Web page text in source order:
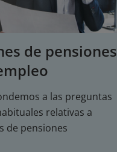
de pensiones
a las preguntas
relativas a
de pensiones